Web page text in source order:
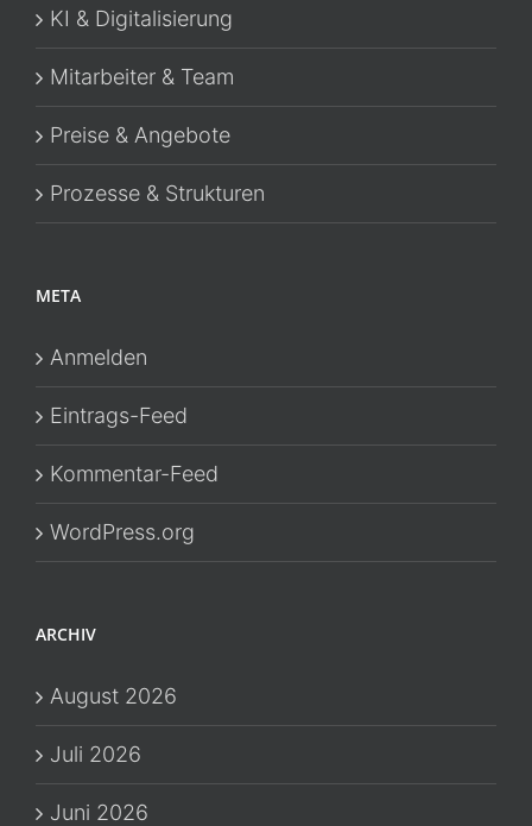
KI & Digitalisierung
Mitarbeiter & Team
Preise & Angebote
Prozesse & Strukturen
META
Anmelden
Eintrags-Feed
Kommentar-Feed
WordPress.org
ARCHIV
August 2026
Juli 2026
Juni 2026